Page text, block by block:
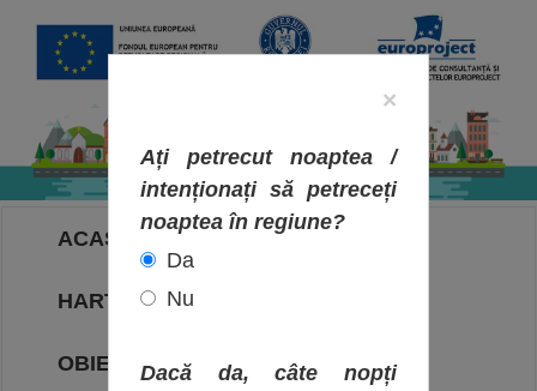
ACASA
HARTA OBIECTIVELOR
OBIECTIVE
×
Ați petrecut noaptea /
intenționați să petreceți
noaptea în regiune?
Da
Nu
Dacă da, câte nopți